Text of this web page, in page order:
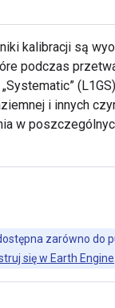
kalibracji są
podczas
i innych
w
zarówno do
się w Earth Engine